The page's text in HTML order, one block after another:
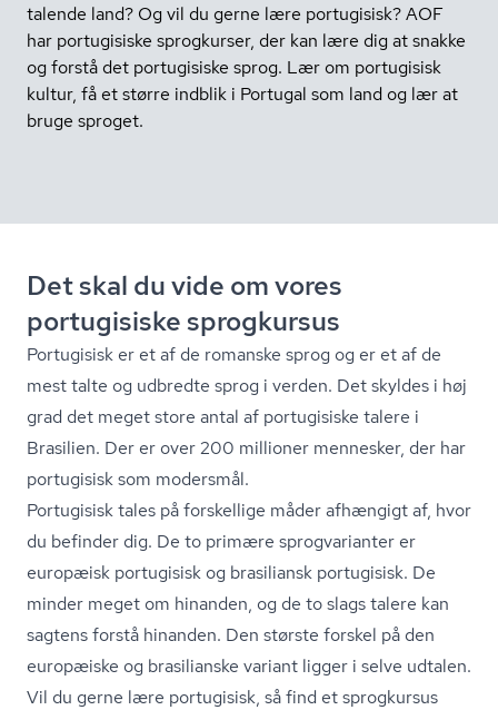
talende land? Og vil du gerne lære portugisisk? AOF
har portugisiske sprogkurser, der kan lære dig at snakke
og forstå det portugisiske sprog. Lær om portugisisk
kultur, få et større indblik i Portugal som land og lær at
bruge sproget.
Det skal du vide om vores
portugisiske sprogkursus
Portugisisk er et af de romanske sprog og er et af de
mest talte og udbredte sprog i verden. Det skyldes i høj
grad det meget store antal af portugisiske talere i
Brasilien. Der er over 200 millioner mennesker, der har
portugisisk som modersmål.
Portugisisk tales på forskellige måder afhængigt af, hvor
du befinder dig. De to primære sprogvarianter er
europæisk portugisisk og brasiliansk portugisisk. De
minder meget om hinanden, og de to slags talere kan
sagtens forstå hinanden. Den største forskel på den
europæiske og brasilianske variant ligger i selve udtalen.
Vil du gerne lære portugisisk, så find et sprogkursus